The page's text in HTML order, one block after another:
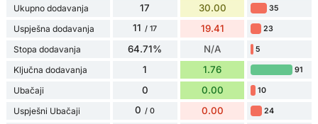
Ukupno dodavanja 17 30.00 35
Uspješna dodavanja 11 / 17 19.41 23
Stopa dodavanja 64.71% N/A 5
Ključna dodavanja 1 1.76 91
Ubačaji 0 0.00 10
Uspješni Ubačaji 0 / 0 0.00 24